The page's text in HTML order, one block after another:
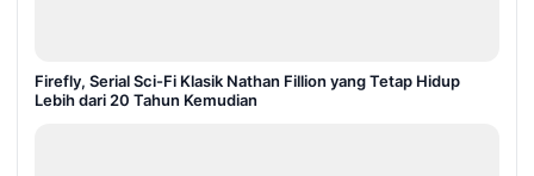
Firefly, Serial Sci-Fi Klasik Nathan Fillion yang Tetap Hidup
Lebih dari 20 Tahun Kemudian